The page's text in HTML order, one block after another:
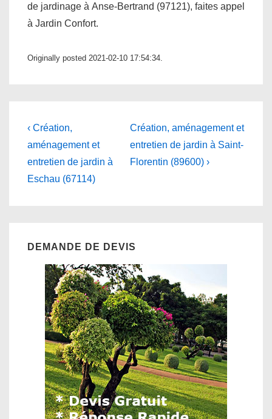
de jardinage à Anse-Bertrand (97121), faites appel
à Jardin Confort.
Originally posted 2021-02-10 17:54:34.
Navigation
de
l’article
Previous
Post
is
‹ Création,
aménagement et
entretien de jardin à
Eschau (67114)
Next
Post
is
Création, aménagement et
entretien de jardin à Saint-
Florentin (89600) ›
DEMANDE DE DEVIS